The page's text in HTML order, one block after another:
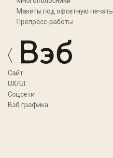
Макеты под офсетную печать
Препресс-работы
Cайт
UX/UI
Соцсети
Вэб графика